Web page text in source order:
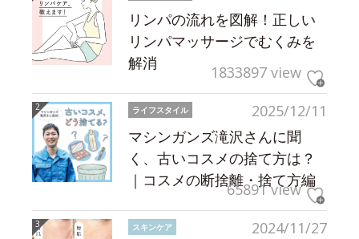
リンパの流れを図解！正しい
リンパマッサージでむくみを
解消
1833897 view
2025/12/11
ライフスタイル
マシンガンズ滝沢さんに聞
く、古いコスメの捨て方は？
｜コスメの断捨離・捨て方編
65891 view
2024/11/27
スキンケア